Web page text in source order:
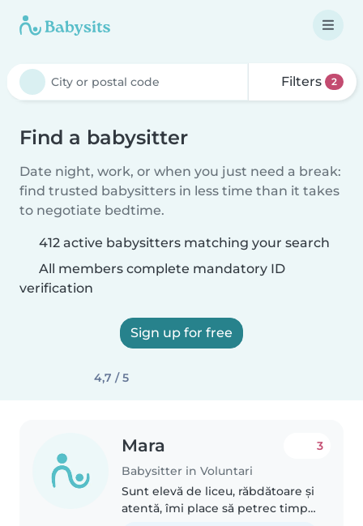
Filters 2
Find a babysitter
Date night, work, or when you just need a break:
find trusted babysitters in less time than it takes
to negotiate bedtime.
412 active babysitters matching your search
All members complete mandatory ID
verification
Sign up for free
4,7 / 5
Mara
Babysitter in Voluntari
3
Sunt elevă de liceu, răbdătoare și
atentă, îmi place să petrec timp